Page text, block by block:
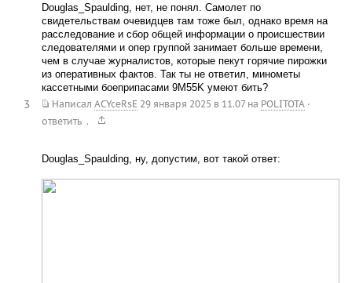
Douglas_Spaulding, нет, не понял. Самолет по
свидетельствам очевидцев там тоже был, однако время на
расследование и сбор общей информации о происшествии
следователями и опер группой занимает больше времени,
чем в случае журналистов, которые пекут горячие пирожки
из оперативных фактов. Так ты не ответил, минометы
кассетными боеприпасами 9M55K умеют бить?
Написал ACYceRsE 29 января 2025 в 11.07на POLITOTA ·
ответить .
3
Douglas_Spaulding, ну, допустим, вот такой ответ: